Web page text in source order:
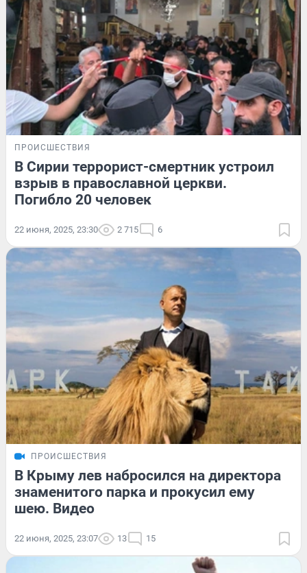
ПРОИСШЕСТВИЯ
В Сирии террорист-смертник устроил
взрыв в православной церкви.
Погибло 20 человек
22 июня, 2025, 23:30 2 715 6
ПРОИСШЕСТВИЯ
В Крыму лев набросился на директора
знаменитого парка и прокусил ему
шею. Видео
22 июня, 2025, 23:07 13 15